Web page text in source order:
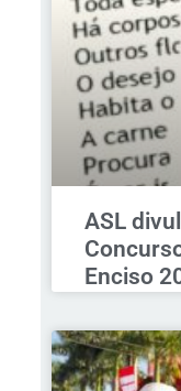
ASL
Enciso